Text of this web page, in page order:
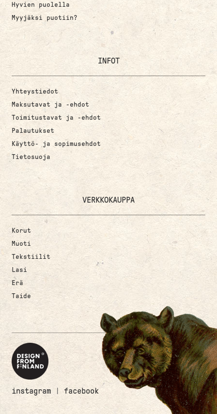
Hyvien puolella
Myyjäksi puotiin?
INFOT
Yhteystiedot
Maksutavat ja -ehdot
Toimitustavat ja -ehdot
Palautukset
Käyttö- ja sopimusehdot
Tietosuoja
VERKKOKAUPPA
Korut
Muoti
Tekstiilit
Lasi
Erä
Taide
instagram |facebook